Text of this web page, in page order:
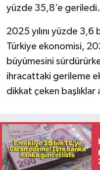
yüzde 35,8’e geriledi.
2025 yılını yüzde
Türkiye ekonomisi,
büyümesini
ihracattaki gerileme
dikkat çeken başlıklar